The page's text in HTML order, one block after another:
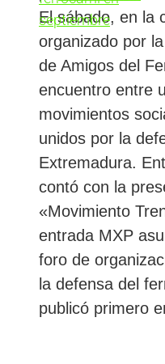
El sábado, en la
organizado por
de Amigos del
encuentro entre
movimientos
unidos por la
Extremadura.
contó con la
«Movimiento
entrada MXP
foro de
la defensa del
publicó primero